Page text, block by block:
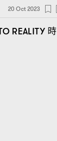
20 Oct 2023
REALITY 時